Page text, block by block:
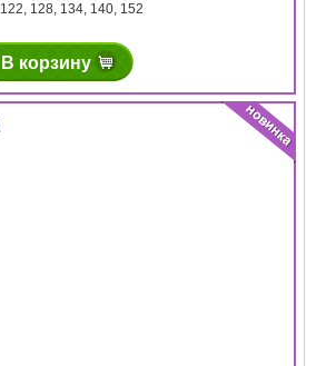
122, 128, 134, 140, 152
В корзину